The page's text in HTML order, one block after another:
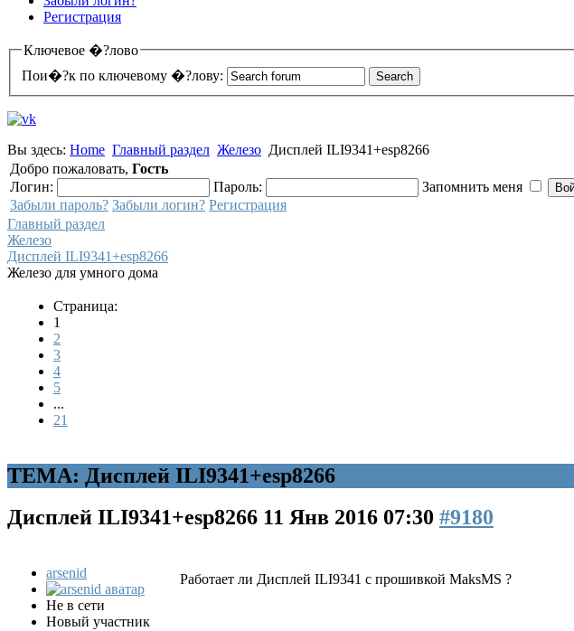
Регистрация
Ключевое �?лово
Пои�?к по ключевому �?лову:
Вы здесь: Home Главный раздел Железо Дисплей ILI9341+esp8266
Добро пожаловать, Гость
Логин:
Пароль:
Запомнить меня
Забыли пароль? Забыли логин? Регистрация
Главный раздел
Железо
Дисплей ILI9341+esp8266
Железо для умного дома
Страница:
1
2
3
4
5
...
21
ТЕМА: Дисплей ILI9341+esp8266
Дисплей ILI9341+esp8266 11 Янв 2016 07:30 #9180
arsenid
Не в сети
Новый участник
Работает ли Дисплей ILI9341 с прошивкой MaksMS ?